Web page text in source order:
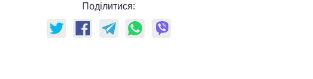
Поділитися: